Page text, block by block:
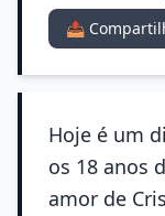
📤
Hoje é um
os 18 anos
amor de